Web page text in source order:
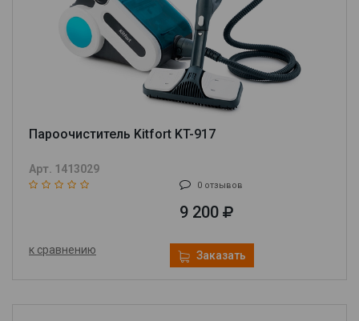
Пароочиститель Kitfort KT-917
Арт. 1413029
0 отзывов
9 200
к сравнению Заказать